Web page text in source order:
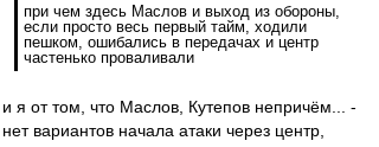
при чем здесь Маслов и выход из обороны,
если просто весь первый тайм, ходили
пешком, ошибались в передачах и центр
частенько проваливали
и я от том, что Маслов, Кутепов непричём... -
нет вариантов начала атаки через центр,